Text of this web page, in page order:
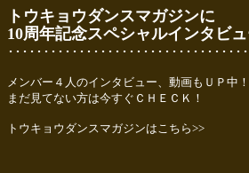
トウキョウダンスマガジンに
10周年記念スペシャルインタビ
･･･････････････････････････････
メンバー４人のインタビュー、動画もＵＰ中！
まだ見てない方は今すぐＣＨＥＣＫ！
トウキョウダンスマガジンはこちら>>